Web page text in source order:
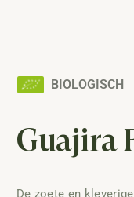
BIOLOGISCH
Guajira
De zoete en